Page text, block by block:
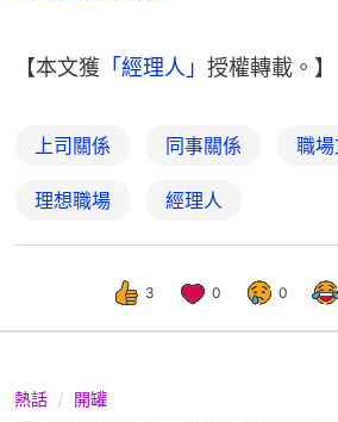
【本文獲 「經理人」 授權轉載。】
上司關係 同事關係 職
理想職場 經理人
3 0 0
熱話 開罐